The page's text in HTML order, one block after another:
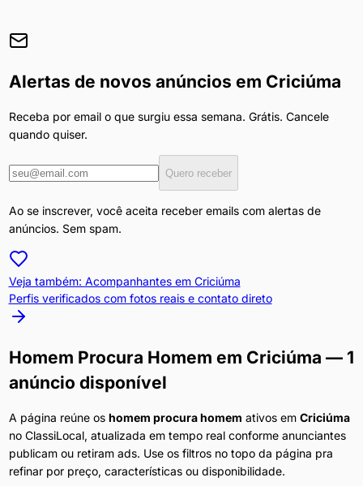
Alertas de novos anúncios em Criciúma
Receba por email o que surgiu essa semana. Grátis. Cancele
quando quiser.
Quero receber
Ao se inscrever, você aceita receber emails com alertas de
anúncios. Sem spam.
Veja também: Acompanhantes em Criciúma
Perfis verificados com fotos reais e contato direto
Homem Procura Homem em Criciúma — 1
anúncio disponível
A página reúne os homem procura homem ativos em Criciúma
no ClassiLocal, atualizada em tempo real conforme anunciantes
publicam ou retiram ads. Use os filtros no topo da página pra
refinar por preço, características ou disponibilidade.